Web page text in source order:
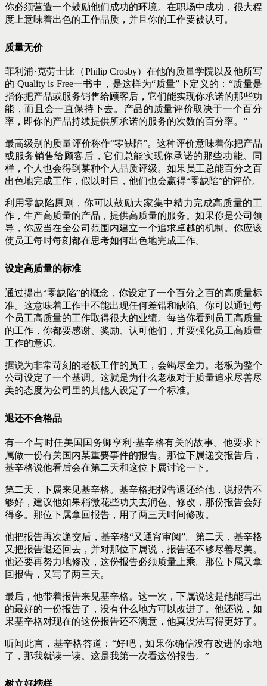
你必须营造一个鼓励他们成功的环境。在职场中成功，很大程
度上意味着出色的工作品质，并且你的工作要被认可。
质量无价
菲利浦·克劳士比（Philip Crosby）在他的质量学院以及他所写
的 Quality is Free一书中，是这样为“质量”下定义的：“质量是
指你把产品或服务销售给顾客后，它们能实现你承诺的那些功
能，而且会一直保持下去。产品的质量评价取决于一个百分
率，即你的产品持续提供所承诺的服务的次数的百分率。”
最高级别的质量评价称作“零缺陷”。这种评价意味着你把产品
或服务销售给顾客后，它们总能实现你承诺的那些功能。同
样，个人也会得到某种个人品质评级。如果员工总能百分之百
出色地完成工作，假以时日，他们也会赢得“零缺陷”的评价。
利用零缺陷原则，你可以鼓励大家集中精力完成高质量的工
作，生产高质量的产品，提供高质量的服务。如果你是公司领
导，你应当在全公司范围内建立一个追求卓越的机制。你应该
使员工每时每刻都在思考如何出色地完成工作。
设定高质量的标准
通过提出“零缺陷”的概念，你设定了一个百分之百的高质量标
准。这意味着工作中不能出现任何差错和缺陷。你可以通过每
个员工高质量的工作取得很大的业绩。每当你看到员工高质量
的工作，你都要感谢、奖励、认可他们，并要强化员工高质量
工作的意识。
据说为非常苛刻的老板工作的员工，会竭尽全力。老板为整个
公司设定了一个基调。这就是为什么老板对于质量追求尽善尽
美的态度为公司里的其他人设定了一个标准。
退还不合格品
有一个与时任美国国务卿亨利·基辛格有关的故事。他要求下
属做一份有关国内某重要事件的报告。那位下属递交报告后，
基辛格说他看后会在第二天和这位下属讨论一下。
第二天，下属来见基辛格。基辛格把报告退还给他，说报告不
够好，建议他如果稍微花些功夫去润色、修改，那份报告会好
得多。那位下属拿回报告，用了两三天时间修改。
他把报告再次递交后，基辛格“又通宵审阅”。第二天，基辛格
又把报告退还回去，并对那位下属说，报告还不够尽善尽美。
他还要再努力地修改，这份报告必须质量上乘。那位下属又拿
回报告，又写了两三天。
最后，他带着报告来见基辛格。这一次，下属说这是他能写出
的最好的一份报告了，没有什么地方可以改进了。他还说，如
果基辛格对现在的这份报告还不满意，他真没法写得更好了。
听闻此言，基辛格答道：“好吧，如果你确信没有改进的余地
了，那我就读一读。这是我第一次看这份报告。”
树立好榜样